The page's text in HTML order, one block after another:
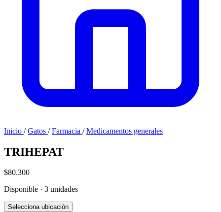
Inicio / Gatos / Farmacia / Medicamentos generales
TRIHEPAT
$80.300
Disponible · 3 unidades
Selecciona ubicación